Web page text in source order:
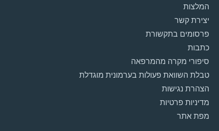
המלצות
יצירת קשר
פרסומים בתקשורת
כתבות
סיפורי מקרה מהמרפאה
טבלת השוואת פעולות בערמונית מוגדלת
הצהרת נגישות
מדיניות פרטיות
מפת אתר